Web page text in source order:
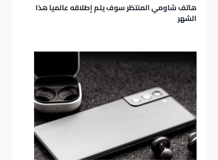
هاتف شاومي المنتظر سوف يتم إطلاقه عالميا هذا
الشهر